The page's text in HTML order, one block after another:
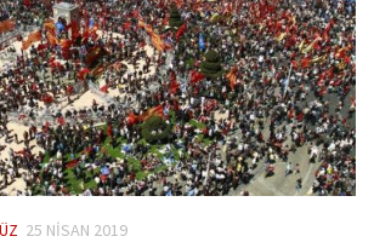
25 NISAN 2019